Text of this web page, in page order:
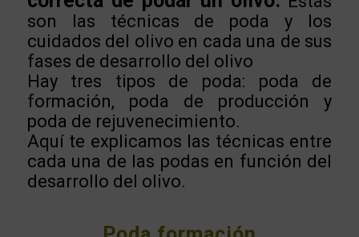
son las técnicas de poda y los
cuidados del olivo en cada una de sus
fases de desarrollo del olivo
Hay tres tipos de poda: poda de
formación, poda de producción y
poda de rejuvenecimiento.
Aquí te explicamos las técnicas entre
cada una de las podas en función del
desarrollo del olivo.